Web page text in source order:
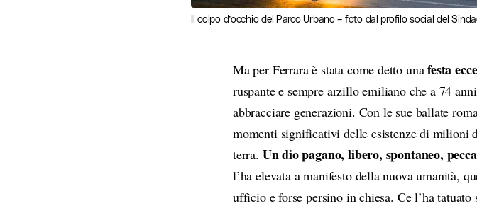
Il colpo d’occhio del Parco Urbano – foto dal profilo social del
Ma per Ferrara è stata come detto unafesta
ruspante e sempre arzillo emiliano che a 74
abbracciare generazioni. Con le sue ballate
momenti significativi delle esistenze di milioni
terra. Un dio pagano, libero, spontaneo,
l’ha elevata a manifesto della nuova umanità,
ufficio e forse persino in chiesa. Ce l’ha